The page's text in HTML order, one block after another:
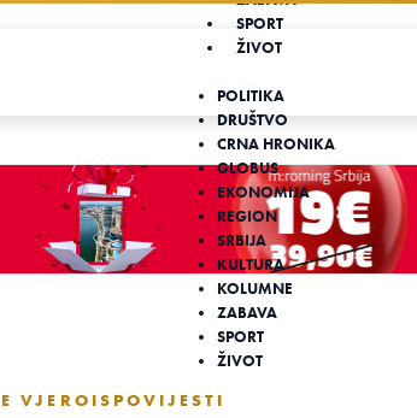
SPORT
ŽIVOT
POLITIKA
DRUŠTVO
CRNA HRONIKA
GLOBUS
EKONOMIJA
REGION
SRBIJA
KULTURA
KOLUMNE
ZABAVA
SPORT
ŽIVOT
VJEROISPOVIJESTI